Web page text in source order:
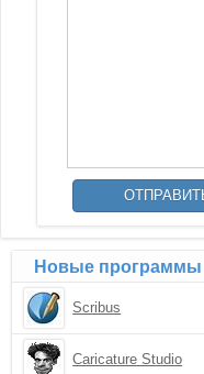
Новые программы
Scribus
Caricature Studio